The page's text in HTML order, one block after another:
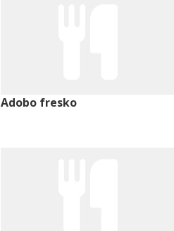
Adobo fresko